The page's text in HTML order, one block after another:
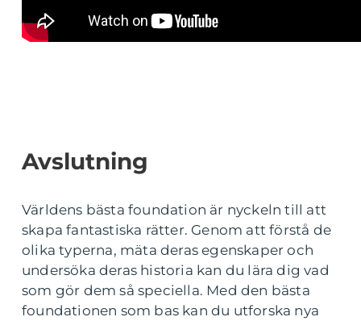
Avslutning
Världens bästa foundation är nyckeln till att
skapa fantastiska rätter. Genom att förstå de
olika typerna, mäta deras egenskaper och
undersöka deras historia kan du lära dig vad
som gör dem så speciella. Med den bästa
foundationen som bas kan du utforska nya